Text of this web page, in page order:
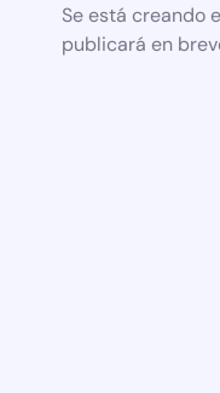
Se está creando
publicará en